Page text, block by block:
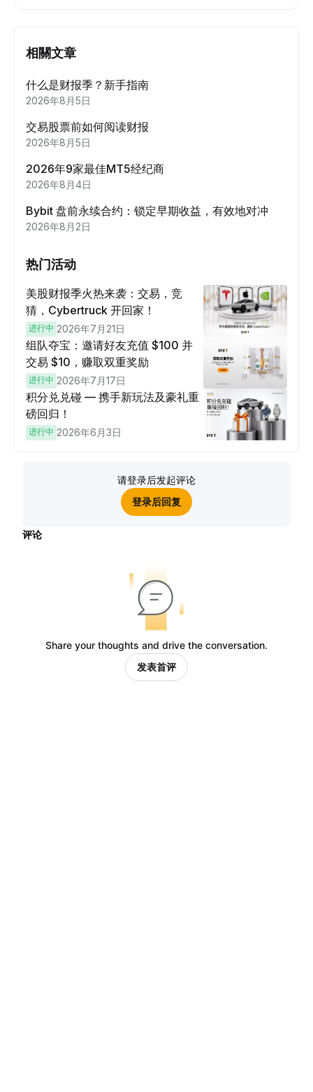
相關文章
什么是财报季？新手指南
2026年8月5日
交易股票前如何阅读财报
2026年8月5日
2026年9家最佳MT5经纪商
2026年8月4日
Bybit 盘前永续合约：锁定早期收益，有效地对冲
2026年8月2日
热门活动
美股财报季火热来袭：交易，竞
猜，Cybertruck 开回家！
进行中 2026年7月21日
组队夺宝：邀请好友充值 $100 并
交易 $10，赚取双重奖励
进行中 2026年7月17日
积分兑兑碰 — 携手新玩法及豪礼重
磅回归！
进行中 2026年6月3日
请登录后发起评论
登录后回复
评论
Share your thoughts and drive the conversation.
发表首评